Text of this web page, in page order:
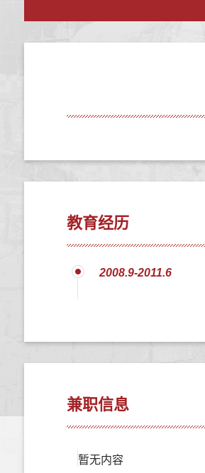
教育经历
2008.9-2011.6
兼职信息
暂无内容